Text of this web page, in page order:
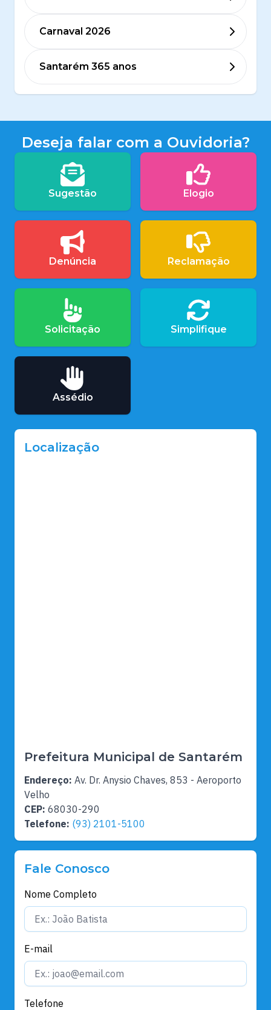
Carnaval 2026
Santarém 365 anos
Deseja falar com a Ouvidoria?
Sugestão Elogio
Denúncia Reclamação
Solicitação Simplifique
Assédio
Localização
Prefeitura Municipal de Santarém
Endereço: Av. Dr. Anysio Chaves, 853 - Aeroporto
Velho
CEP: 68030-290
Telefone: (93) 2101-5100
Fale Conosco
Nome Completo
E-mail
Telefone